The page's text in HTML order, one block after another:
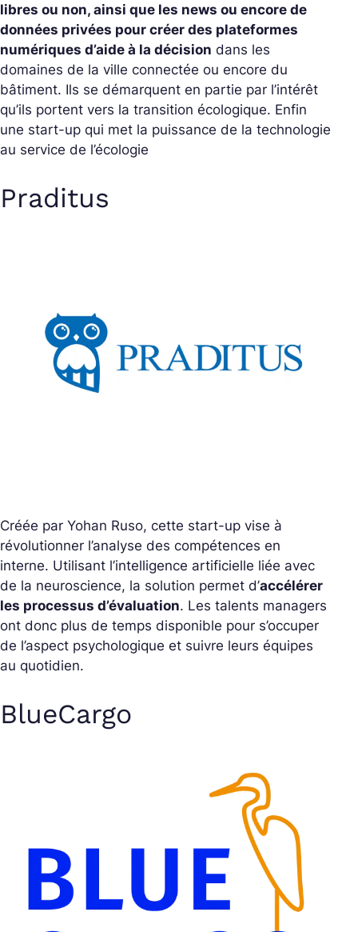
libres ou non, ainsi que les news ou encore de
données privées pour créer des plateformes
numériques d’aide à la décision dans les
domaines de la ville connectée ou encore du
bâtiment. Ils se démarquent en partie par l’intérêt
qu’ils portent vers la transition écologique. Enfin
une start-up qui met la puissance de la technologie
au service de l’écologie
Praditus
Créée par Yohan Ruso, cette start-up vise à
révolutionner l’analyse des compétences en
interne. Utilisant l’intelligence artificielle liée avec
de la neuroscience, la solution permet d’accélérer
les processus d’évaluation. Les talents managers
ont donc plus de temps disponible pour s’occuper
de l’aspect psychologique et suivre leurs équipes
au quotidien.
BlueCargo